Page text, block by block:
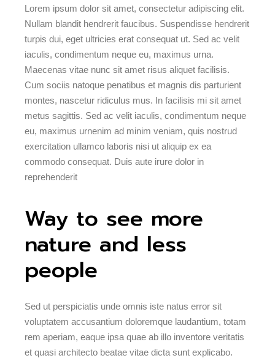
Lorem ipsum dolor sit amet, consectetur adipiscing elit.
Nullam blandit hendrerit faucibus. Suspendisse hendrerit
turpis dui, eget ultricies erat consequat ut. Sed ac velit
iaculis, condimentum neque eu, maximus urna.
Maecenas vitae nunc sit amet risus aliquet facilisis.
Cum sociis natoque penatibus et magnis dis parturient
montes, nascetur ridiculus mus. In facilisis mi sit amet
metus sagittis. Sed ac velit iaculis, condimentum neque
eu, maximus urnenim ad minim veniam, quis nostrud
exercitation ullamco laboris nisi ut aliquip ex ea
commodo consequat. Duis aute irure dolor in
reprehenderit
Way to see more
nature and less
people
Sed ut perspiciatis unde omnis iste natus error sit
voluptatem accusantium doloremque laudantium, totam
rem aperiam, eaque ipsa quae ab illo inventore veritatis
et quasi architecto beatae vitae dicta sunt explicabo.